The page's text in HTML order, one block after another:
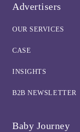
Advertisers
OUR SERVICES
CASE
INSIGHTS
B2B NEWSLETTER
Baby Journey